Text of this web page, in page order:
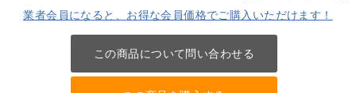
業者会員になると、お得な会員価格でご購入いただけます！
この商品について問い合わせる